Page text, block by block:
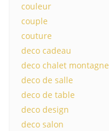
couleur
couple
couture
deco cadeau
deco chalet montagne
deco de salle
deco de table
deco design
deco salon